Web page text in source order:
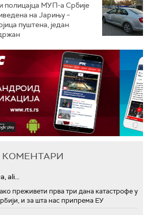
полицајца МУП-а Србије
на Јарињу –
пуштена, један
КОМЕНТАРИ
ali...
преживети прва три дана катастрофе у
и за шта нас припрема ЕУ